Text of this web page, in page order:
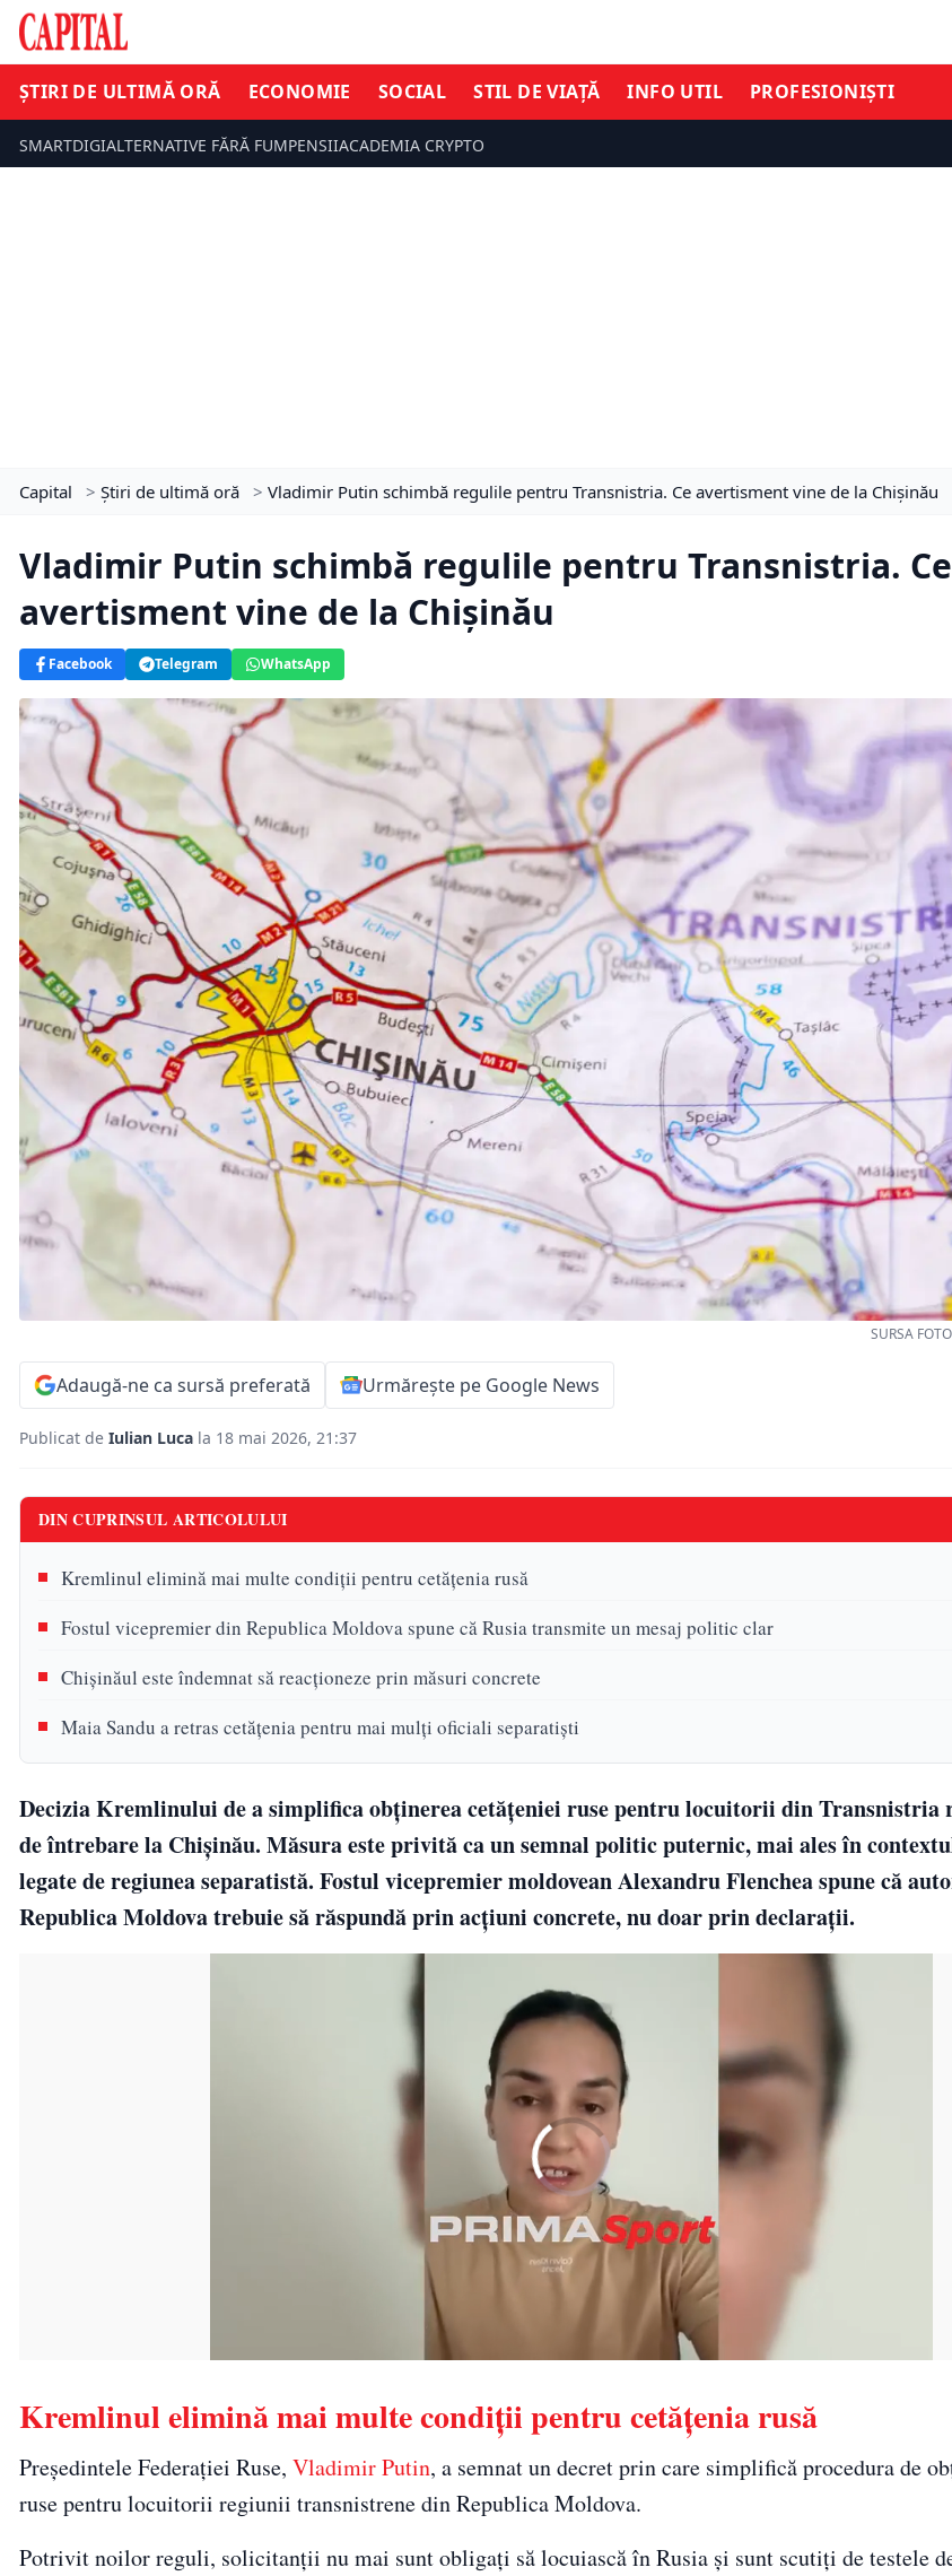
ȘTIRI DE ULTIMĂ ORĂ ECONOMIE SOCIAL STIL DE VIAȚĂ INFO UTIL PROFESIONIȘTI
SMARTDIGIALTERNATIVE FĂRĂ FUMPENSIIACADEMIA CRYPTO
Capital > Știri de ultimă oră > Vladimir Putin schimbă regulile pentru Transnistria. Ce avertisment vine de la Chișinău
Vladimir Putin schimbă regulile pentru Transnistria. Ce
avertisment vine de la Chișinău
Facebook Telegram WhatsApp
SURSA
Adaugă-ne ca sursă preferată Urmărește pe Google News
Publicat de Iulian Luca la 18 mai 2026, 21:37
DIN CUPRINSUL ARTICOLULUI
Kremlinul elimină mai multe condiții pentru cetățenia rusă
Fostul vicepremier din Republica Moldova spune că Rusia transmite un mesaj politic clar
Chișinăul este îndemnat să reacționeze prin măsuri concrete
Maia Sandu a retras cetățenia pentru mai mulți oficiali separatiști
Decizia Kremlinului de a simplifica obținerea cetățeniei ruse pentru locuitorii din Transnistria
de întrebare la Chișinău. Măsura este privită ca un semnal politic puternic, mai ales în
legate de regiunea separatistă. Fostul vicepremier moldovean Alexandru Flenchea spune că
Republica Moldova trebuie să răspundă prin acțiuni concrete, nu doar prin declarații.
Kremlinul elimină mai multe condiții pentru cetățenia rusă
Președintele Federației Ruse, Vladimir Putin, a semnat un decret prin care simplifică procedura de
ruse pentru locuitorii regiunii transnistrene din Republica Moldova.
Potrivit noilor reguli, solicitanții nu mai sunt obligați să locuiască în Rusia și sunt scutiți de testele